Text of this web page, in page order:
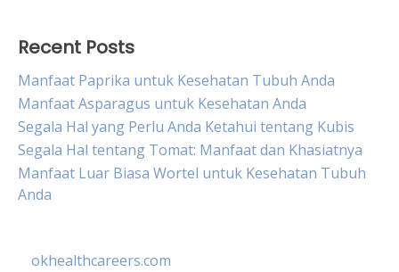
Recent Posts
Manfaat Paprika untuk Kesehatan Tubuh Anda
Manfaat Asparagus untuk Kesehatan Anda
Segala Hal yang Perlu Anda Ketahui tentang Kubis
Segala Hal tentang Tomat: Manfaat dan Khasiatnya
Manfaat Luar Biasa Wortel untuk Kesehatan Tubuh
Anda
okhealthcareers.com